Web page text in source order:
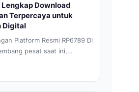
Download
Terpercaya untuk
Digital
Platform Resmi RP6789 Di
pesat saat ini,